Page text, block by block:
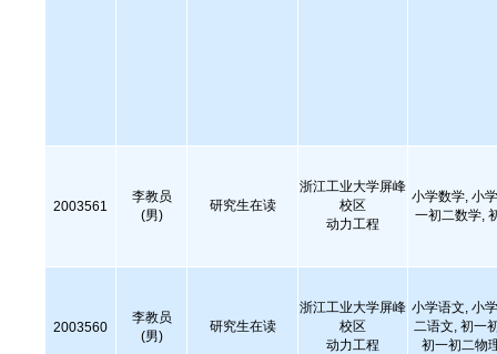
2003561
李教员
(男)
研究生在读
浙江工业大学屏峰
校区
动力工程
小学数学, 小
一初二数学,
2003560
李教员
(男)
研究生在读
浙江工业大学屏峰
校区
动力工程
小学语文, 小
二语文, 初一
初一初二物